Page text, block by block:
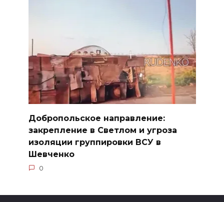
Добропольское направление:
закрепление в Светлом и угроза
изоляции группировки ВСУ в
Шевченко
0